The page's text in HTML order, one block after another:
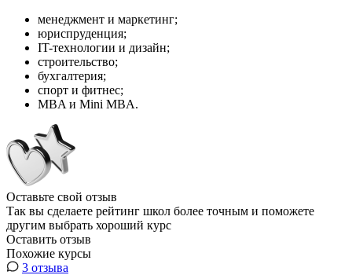
менеджмент и маркетинг;
юриспруденция;
IT-технологии и дизайн;
строительство;
бухгалтерия;
спорт и фитнес;
MBA и Mini MBA.
Оставьте свой отзыв
Так вы сделаете рейтинг школ более точным и поможете
другим выбрать хороший курс
Оставить отзыв
Похожие курсы
3 отзыва